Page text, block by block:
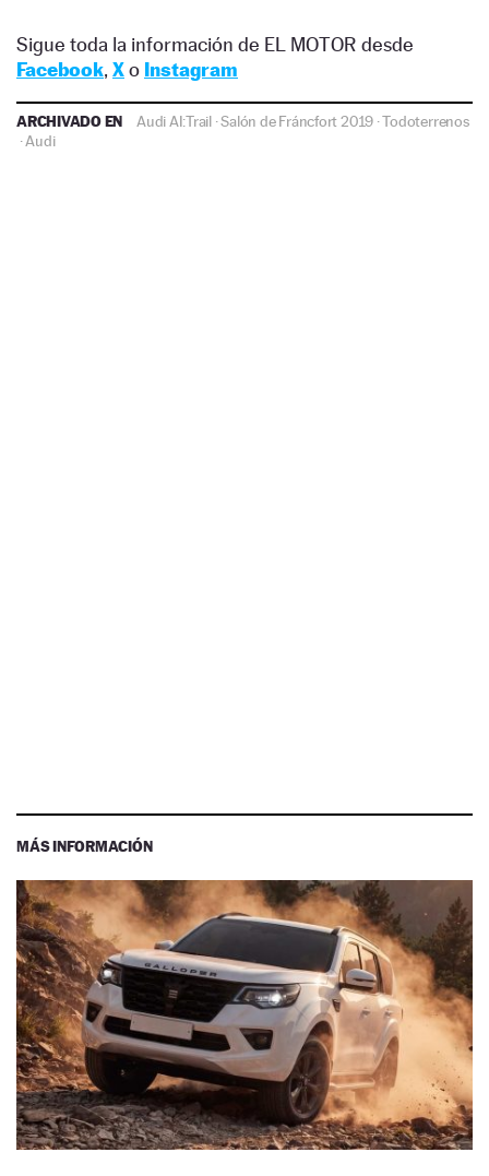
Sigue toda la información de EL MOTOR desde
Facebook, Xo Instagram
ARCHIVADO EN Audi AI:Trail ·Salón de Fráncfort 2019 ·Todoterrenos
·Audi
MÁS INFORMACIÓN